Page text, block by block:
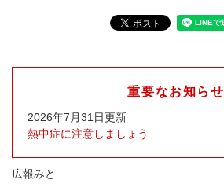
重要なお知らせ
2026年7月31日更新
熱中症に注意しましょう
広報みと